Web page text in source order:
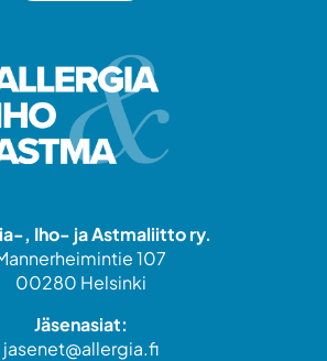
, Iho- ja Astmaliitto ry.
107
00280 Helsinki
Jäsenasiat:
jasenet@allergia.fi